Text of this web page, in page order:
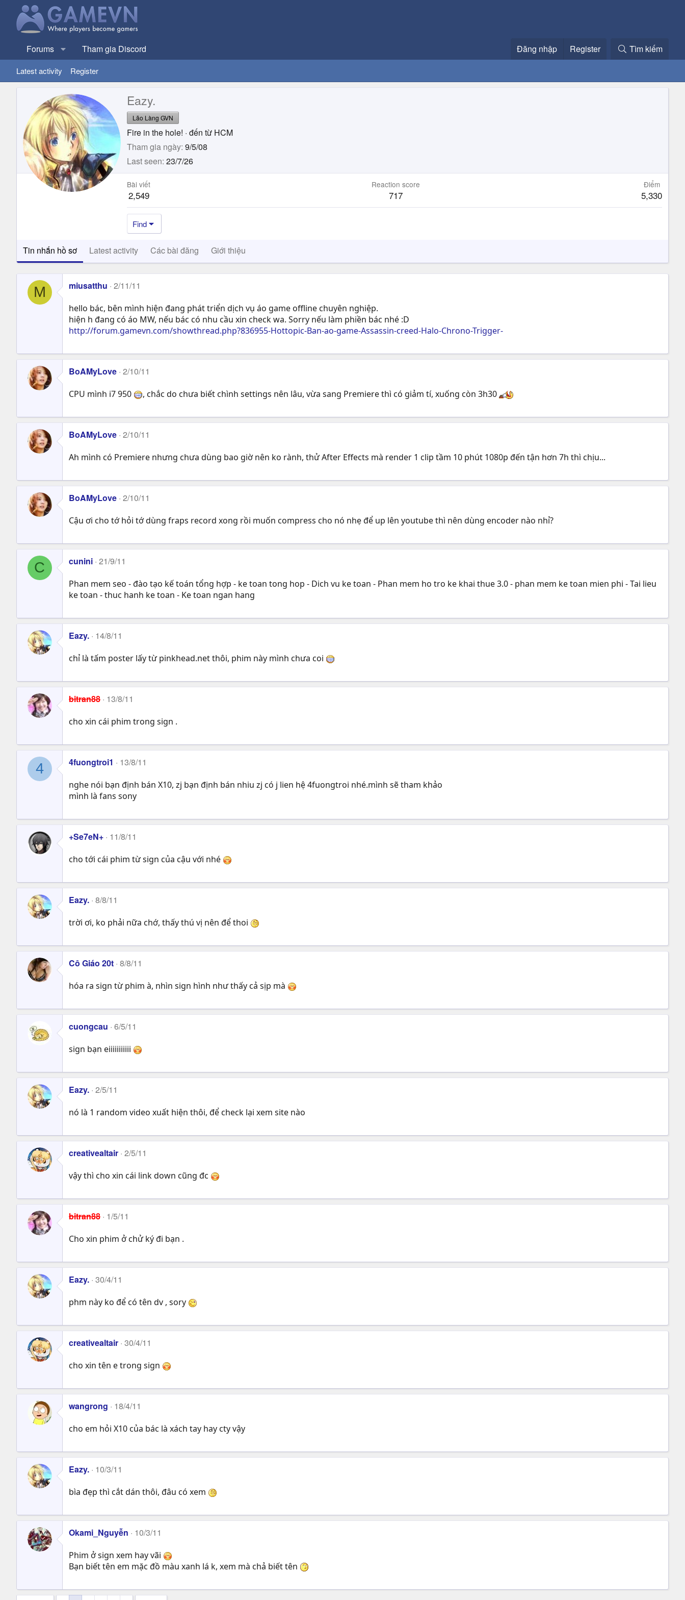
Forums Tham gia Discord Đăng nhập Register Tìm kiếm
Latest activity Register
Eazy.
Lão Làng GVN
Fire in the hole! · đến từ HCM
Tham gia ngày 9/5/08
Last seen 23/7/26
Bài viết
2,549
Reaction score
717
Điểm
5,330
Find
Tin nhắn hồ sơ Latest activity Các bài đăng Giới thiệu
M miusatthu 2/11/11
hello bác, bên mình hiện đang phát triển dịch vụ áo game offline chuyên nghiệp.
hiện h đang có áo MW, nếu bác có nhu cầu xin check wa. Sorry nếu làm phiền bác nhé :D
http://forum.gamevn.com/showthread.php?836955-Hottopic-Ban-ao-game-Assassin-creed-Halo-Chrono-Trigger-
BoAMyLove 2/10/11
CPU mình i7 950 , chắc do chưa biết chình settings nên lâu, vừa sang Premiere thì có giảm tí, xuống còn 3h30
BoAMyLove 2/10/11
Ah mình có Premiere nhưng chưa dùng bao giờ nên ko rành, thử After Effects mà render 1 clip tầm 10 phút 1080p đến tận hơn 7h thì chịu...
BoAMyLove 2/10/11
Cậu ơi cho tớ hỏi tớ dùng fraps record xong rồi muốn compress cho nó nhẹ để up lên youtube thì nên dùng encoder nào nhỉ?
C cunini 21/9/11
Phan mem seo - đào tạo kế toán tổng hợp - ke toan tong hop - Dich vu ke toan - Phan mem ho tro ke khai thue 3.0 - phan mem ke toan mien phi - Tai lieu
ke toan - thuc hanh ke toan - Ke toan ngan hang
Eazy. 14/8/11
chỉ là tấm poster lấy từ pinkhead.net thôi, phim này mình chưa coi
bitran88 13/8/11
cho xin cái phim trong sign .
4 4fuongtroi1 13/8/11
nghe nói bạn định bán X10, zj bạn định bán nhiu zj có j lien hệ 4fuongtroi nhé.mình sẽ tham khảo
mình là fans sony
+Se7eN+ 11/8/11
cho tới cái phim từ sign của cậu với nhé
Eazy. 8/8/11
trời ơi, ko phải nữa chớ, thấy thú vị nên để thoi
Cô Giáo 20t 8/8/11
hóa ra sign từ phim à, nhìn sign hình như thấy cả sịp mà
cuongcau 6/5/11
sign bạn eiiiiiiiiiii
Eazy. 2/5/11
nó là 1 random video xuất hiện thôi, để check lại xem site nào
creativealtair 2/5/11
vậy thì cho xin cái link down cũng đc
bitran88 1/5/11
Cho xin phim ở chử ký đi bạn .
Eazy. 30/4/11
phm này ko để có tên dv , sory
creativealtair 30/4/11
cho xin tên e trong sign
wangrong 18/4/11
cho em hỏi X10 của bác là xách tay hay cty vậy
Eazy. 10/3/11
bìa đẹp thì cắt dán thôi, đâu có xem
Okami_Nguyễn 10/3/11
Phim ở sign xem hay vãi
Bạn biết tên em mặc đồ màu xanh lá k, xem mà chả biết tên